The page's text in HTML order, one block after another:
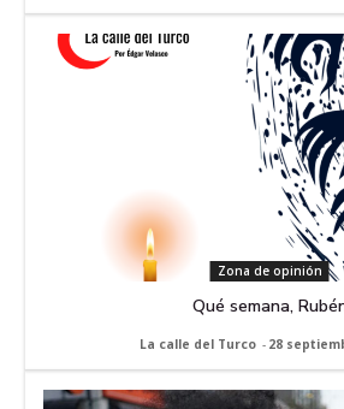
Zona de opinión
Qué semana,
La calle del Turco - 28